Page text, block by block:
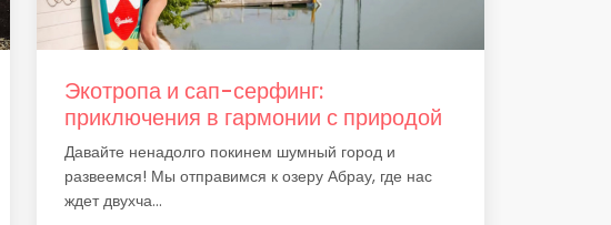
Экотропа и сап-серфинг:
приключения в гармонии с природой
Давайте ненадолго покинем шумный город и
развеемся! Мы отправимся к озеру Абрау, где нас
ждет двухча...